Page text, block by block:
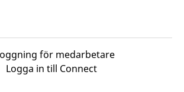
för medarbetare
Logga in till Connect